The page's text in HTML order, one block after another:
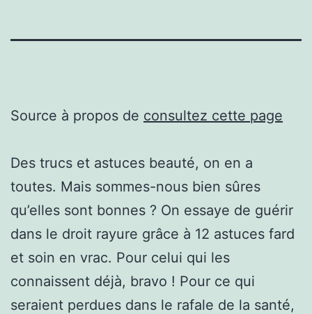
Source à propos de consultez cette page
Des trucs et astuces beauté, on en a
toutes. Mais sommes-nous bien sûres
qu’elles sont bonnes ? On essaye de guérir
dans le droit rayure grâce à 12 astuces fard
et soin en vrac. Pour celui qui les
connaissent déjà, bravo ! Pour ce qui
seraient perdues dans le rafale de la santé,